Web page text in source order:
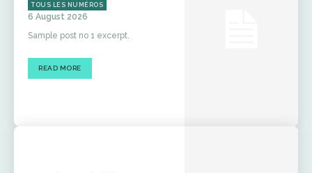
TOUS LES NUMÉROS
6 August 2026
Sample post no 1 excerpt.
READ MORE